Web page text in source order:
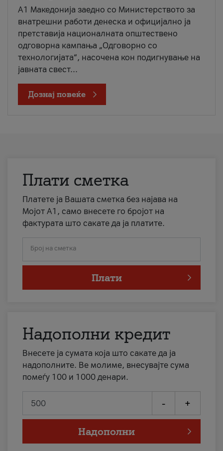
A1 Македонија заедно со Министерството за
внатрешни работи денеска и официјално ја
претставија националната општествено
одговорна кампања „Одговорно со
технологијата“, насочена кон подигнување на
јавната свест...
Дознај повеќе
Плати сметка
Платете ја Вашата сметка без најава на
Мојот А1, само внесете го бројот на
фактурата што сакате да ја платите.
Број на сметка
Плати
Надополни кредит
Внесете ја сумата која што сакате да ја
надополните. Ве молиме, внесувајте сума
помеѓу 100 и 1000 денари.
- +
Надополни